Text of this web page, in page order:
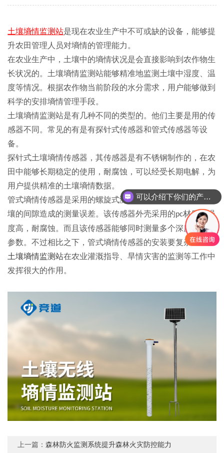
土壤墒情监测站是现在农业生产中不可或缺的设备，能够提
升农田管理人员对墒情的管理能力。
在农业生产中，土壤中的墒情状况是会直接影响到农作物生
长状况的。土壤墒情监测站能够精准地监测土壤中湿度、温
度等情况。根据农作物当前阶段的水分需求，用户能够做到
科学的安排墒情管理手段。
土壤墒情监测站是有几种不同的类型的。他们主要是用的传
感器不同。常见的有是有探针式传感器和管式传感器等设
备。
探针式土壤墒情传感器，其传感器是有不锈钢制作的，在农
田中能够长期稳定的使用，耐腐蚀，可以经受长期电解，为
用户提供精准的土壤墒情数据。
管式墒情传感器是采用的螺旋式测量电极，避免传感器和土
壤的间隙造成的测量误差。该传感器外壳采用的pc材质，强
度高，耐腐蚀。而且该传感器能够同时测量多个深度的土壤
参数。不过相比之下，管式墒情传感器的安装要复杂一些。
土壤墒情监测站在农业灌溉指导、旱情灾害的监测等工作中
发挥很大的作用。
上一篇：森林防火监测系统提升森林火灾防控能力
可以介绍下你们的产品么？